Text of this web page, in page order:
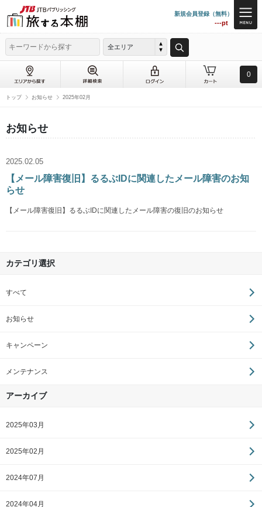
新規会員登録（無料）
---pt
全エリア
0
トップ お知らせ 2025年02月
お知らせ
2025.02.05
【メール障害復旧】るるぶIDに関連したメール障害のお知
らせ
【メール障害復旧】るるぶIDに関連したメール障害の復旧のお知らせ
カテゴリ選択
すべて
お知らせ
キャンペーン
メンテナンス
アーカイブ
2025年03月
2025年02月
2024年07月
2024年04月